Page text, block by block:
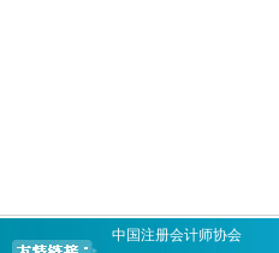
中国注册会计师协会